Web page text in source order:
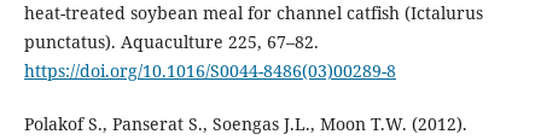
heat-treated soybean meal for channel catfish (Ictalurus
punctatus). Aquaculture 225, 67–82.
https://doi.org/10.1016/S0044-8486(03)00289-8
Polakof S., Panserat S., Soengas J.L., Moon T.W. (2012).